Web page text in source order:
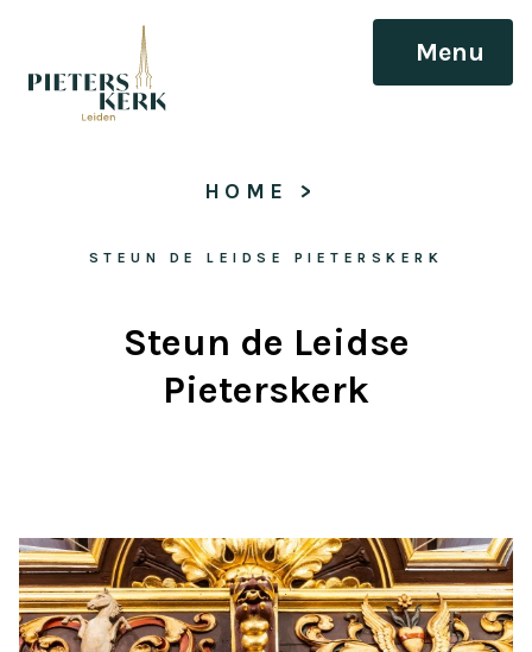
Menu
HOME >
STEUN DE LEIDSE PIETERSKERK
Steun de Leidse
Pieterskerk